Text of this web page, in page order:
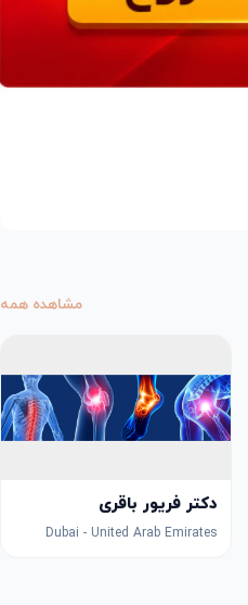
مشاهده همه
دکتر فریور باقری
Dubai - United Arab Emirates